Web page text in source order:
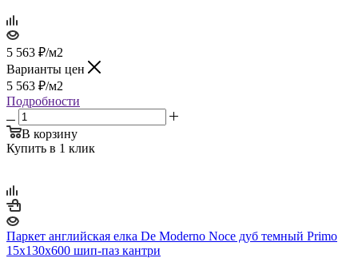
5 563 ₽/м2
Варианты цен
5 563 ₽/м2
Подробности
В корзину
Купить в 1 клик
Паркет английская елка De Moderno Noce дуб темный Primo
15х130х600 шип-паз кантри